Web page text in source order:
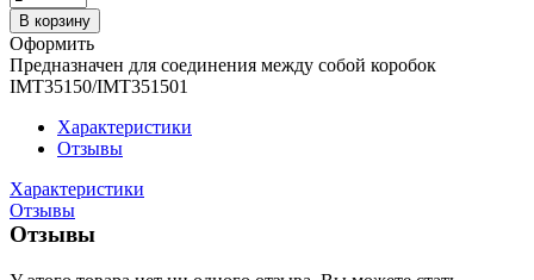
В корзину
Оформить
Предназначен для соединения между собой коробок
IMT35150/IMT351501
Характеристики
Отзывы
Характеристики
Отзывы
Отзывы